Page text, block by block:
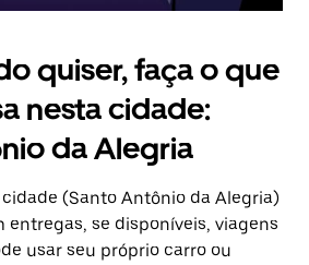
quiser, faça o que
nesta cidade:
da Alegria
(Santo Antônio da Alegria)
entregas, se disponíveis, viagens
usar seu próprio carro ou